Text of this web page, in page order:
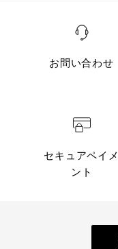
お問い合わせ
セキュアペイメ
ント